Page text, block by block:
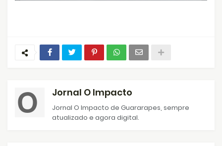
Jornal O Impacto
Jornal O Impacto de Guararapes, sempre
atualizado e agora digital.